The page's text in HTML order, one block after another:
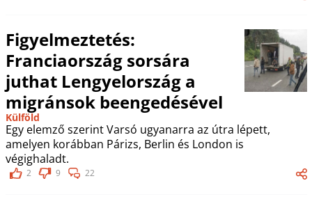
Figyelmeztetés:
Franciaország sorsára
juthat Lengyelország a
migránsok beengedésével
Külföld
Egy elemző szerint Varsó ugyanarra az útra lépett,
amelyen korábban Párizs, Berlin és London is
végighaladt.
2 9 22